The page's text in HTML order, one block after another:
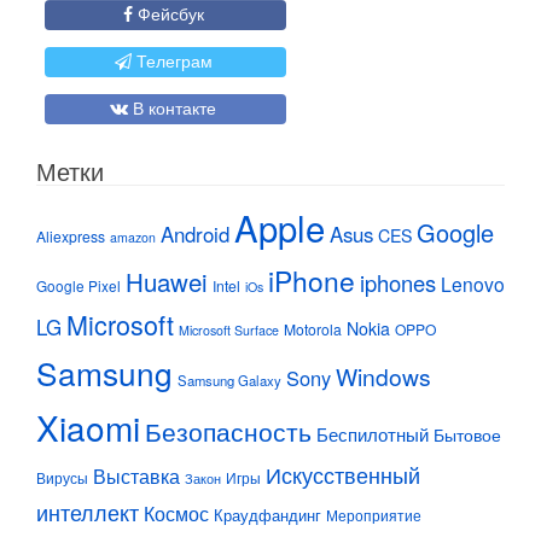
Фейсбук
Телеграм
В контакте
Метки
Aliexpress amazon Android Apple Asus CES Google
Google Pixel Huawei Intel iOs iPhone iphones Lenovo
LG Microsoft Microsoft Surface Motorola Nokia OPPO
Samsung Samsung Galaxy SonyWindows
Xiaomi Безопасность Беспилотный Бытовое
Вирусы Выставка Закон Игры Искусственный
интеллект Космос Краудфандинг Мероприятие